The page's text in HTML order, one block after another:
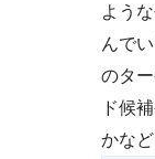
よう
んで
のタ
ド候
かな